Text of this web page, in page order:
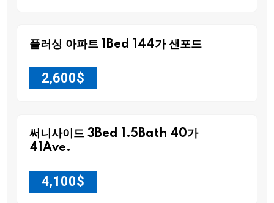
플러싱 아파트 1Bed 144가 샌포드
2,600$
써니사이드 3Bed 1.5Bath 40가
41Ave.
4,100$